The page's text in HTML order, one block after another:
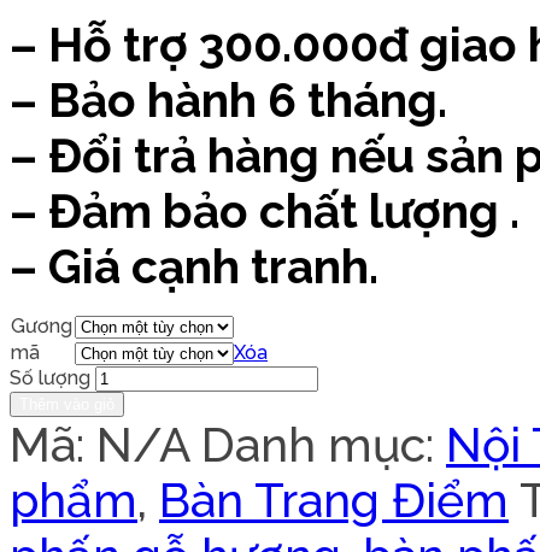
– Hỗ trợ 300.000đ giao
– Bảo hành 6 tháng.
– Đổi trả hàng nếu sản
– Đảm bảo chất lượng .
– Giá cạnh tranh.
Gương
mã
Xóa
Số lượng
Mã: N/A Danh mục: Nội
phẩm, Bàn Trang Điểm